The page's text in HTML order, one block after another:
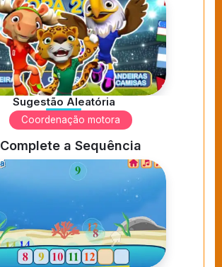
Sugestão Aleatória
Coordenação motora
Complete a Sequência